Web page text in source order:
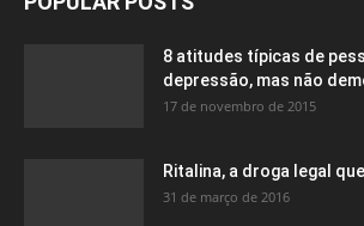
8 atitudes típicas de
depressão, mas não
17 de novembro de 2015
Ritalina, a droga legal
31 de março de 2016